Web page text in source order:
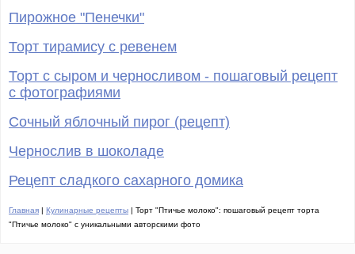
Пирожное "Пенечки"
Торт тирамису с ревенем
Торт с сыром и черносливом - пошаговый рецепт
с фотографиями
Сочный яблочный пирог (рецепт)
Чернослив в шоколаде
Рецепт сладкого сахарного домика
Главная Кулинарные рецепты | Торт "Птичье молоко": пошаговый рецепт торта
"Птичье молоко" с уникальными авторскими фото